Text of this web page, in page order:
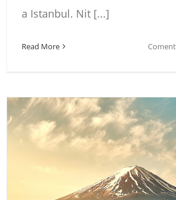
a Istanbul. Nit [...]
Read More